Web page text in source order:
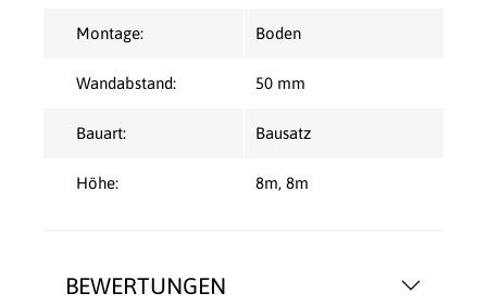
BEWERTUNGEN
Montage: Boden
Wandabstand: 50 mm
Bauart: Bausatz
Höhe: 8m, 8m